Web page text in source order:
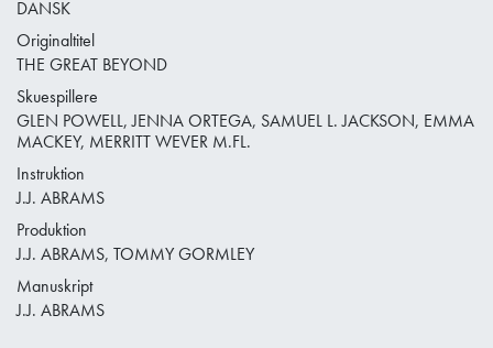
DANSK
Originaltitel
THE GREAT BEYOND
Skuespillere
GLEN POWELL, JENNA ORTEGA, SAMUEL L. JACKSON, EMMA
MACKEY, MERRITT WEVER M.FL.
Instruktion
J.J. ABRAMS
Produktion
J.J. ABRAMS, TOMMY GORMLEY
Manuskript
J.J. ABRAMS